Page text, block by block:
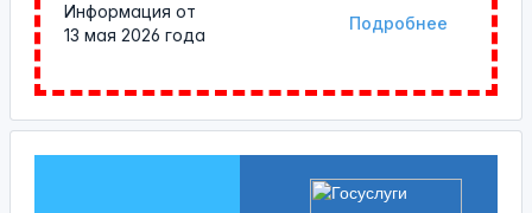
Подробнее
Информация от
13 мая 2026 года